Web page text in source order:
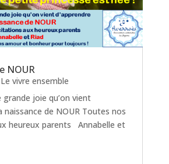
NOUR
Le vivre ensemble
grande joie qu’on vient
naissance de NOUR Toutes nos
heureux parents Annabelle et